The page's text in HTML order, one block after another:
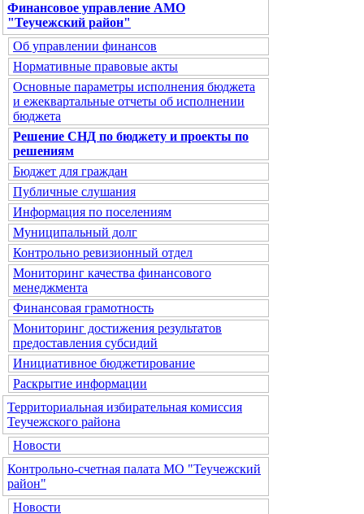
Финансовое управление АМО
"Теучежский район"
Об управлении финансов
Нормативные правовые акты
Основные параметры исполнения бюджета
и ежеквартальные отчеты об исполнении
бюджета
Решение СНД по бюджету и проекты по
решениям
Бюджет для граждан
Публичные слушания
Информация по поселениям
Муниципальный долг
Контрольно ревизионный отдел
Мониторинг качества финансового
менеджмента
Финансовая грамотность
Мониторинг достижения результатов
предоставления субсидий
Инициативное бюджетирование
Раскрытие информации
Территориальная избирательная комиссия
Теучежского района
Новости
Контрольно-счетная палата МО "Теучежский
район"
Новости